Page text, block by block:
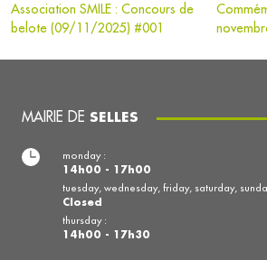
Association SMILE : Concours de
belote (09/11/2025) #001
MAIRIE DE SELLES
monday :
14h00 - 17h00
tuesday, wednesday, friday, saturday,
Closed
thursday :
14h00 - 17h30